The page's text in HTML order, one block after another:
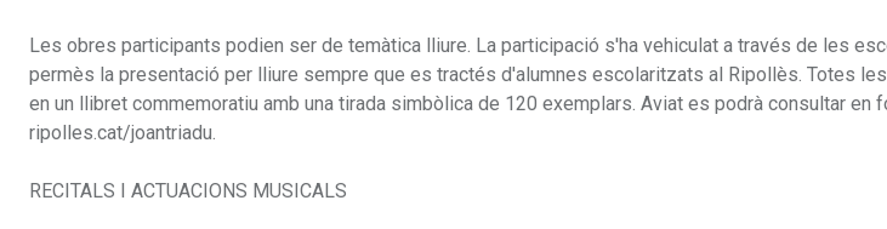
Les obres participants podien ser de temàtica lliure. La participació s'ha vehiculat a través de les
permès la presentació per lliure sempre que es tractés d'alumnes escolaritzats al Ripollès. Totes
en un llibret commemoratiu amb una tirada simbòlica de 120 exemplars. Aviat es podrà consultar en
ripolles.cat/joantriadu.
RECITALS I ACTUACIONS MUSICALS